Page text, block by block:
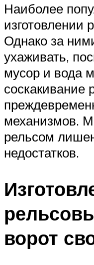
Наиболее
изготовлении
Однако за
ухаживать,
мусор и вода
соскакивание
механизмов.
рельсом
недостатков.
ворот